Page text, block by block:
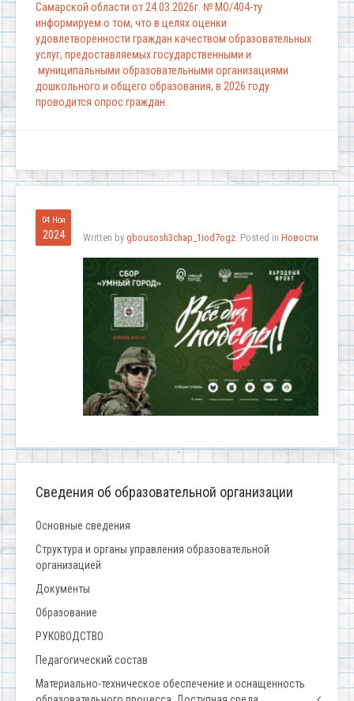
Самарской области от 24.03.2026г. № МО/404-ту
информируем о том, что в целях оценки
удовлетворенности граждан качеством образовательных
услуг, предоставляемых государственными и
муниципальными образовательными организациями
дошкольного и общего образования, в 2026 году
проводится опрос граждан.
04 Ноя
2024 Written by gbousosh3chap_1iod7ogz. Posted in Новости
Сведения об образовательной организации
Основные сведения
Структура и органы управления образовательной
организацией
Документы
Образование
РУКОВОДСТВО
Педагогический состав
Материально-техническое обеспечение и оснащенность